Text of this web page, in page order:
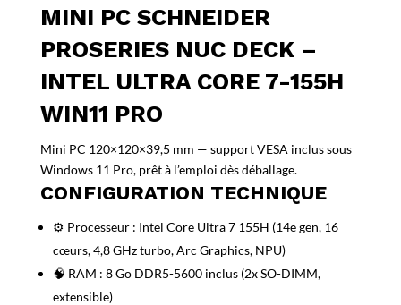
Pro
MINI PC SCHNEIDER
PROSERIES NUC DECK –
INTEL ULTRA CORE 7-155H
WIN11 PRO
Mini PC 120×120×39,5 mm — support VESA inclus sous
Windows 11 Pro, prêt à l’emploi dès déballage.
CONFIGURATION TECHNIQUE
⚙️ Processeur : Intel Core Ultra 7 155H (14e gen, 16
cœurs, 4,8 GHz turbo, Arc Graphics, NPU)
🧠 RAM : 8 Go DDR5-5600 inclus (2x SO-DIMM,
extensible)